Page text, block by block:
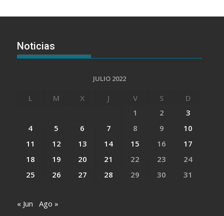
Noticias
JULIO 2022
L M X J V S
D
1
2
3
4
5 6 7 8 9
10
11
12 13 14 15 16
17
18
19 20 21 22 23
24
25
26 27 28 29 30 31
« Jun Ago »